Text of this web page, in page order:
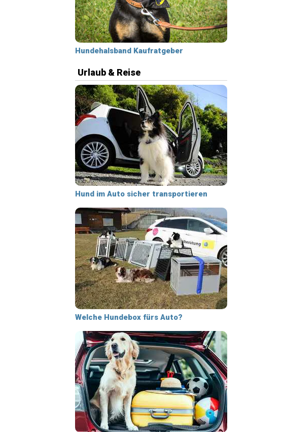
Hundehalsband Kaufratgeber
Urlaub & Reise
Hund im Auto sicher transportieren
Welche Hundebox fürs Auto?